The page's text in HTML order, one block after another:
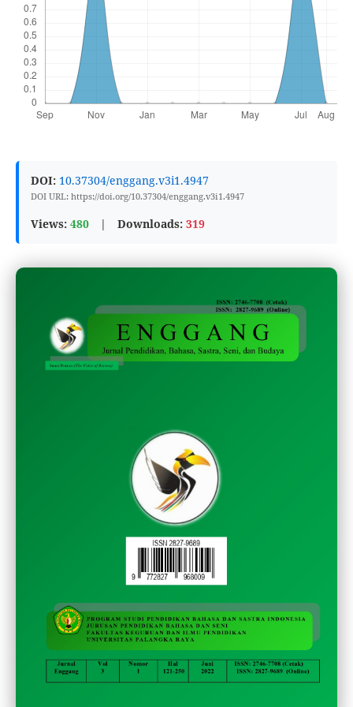
DOI: 10.37304/enggang.v3i1.4947
DOI URL: https://doi.org/10.37304/enggang.v3i1.4947
Views: 480 | Downloads: 319